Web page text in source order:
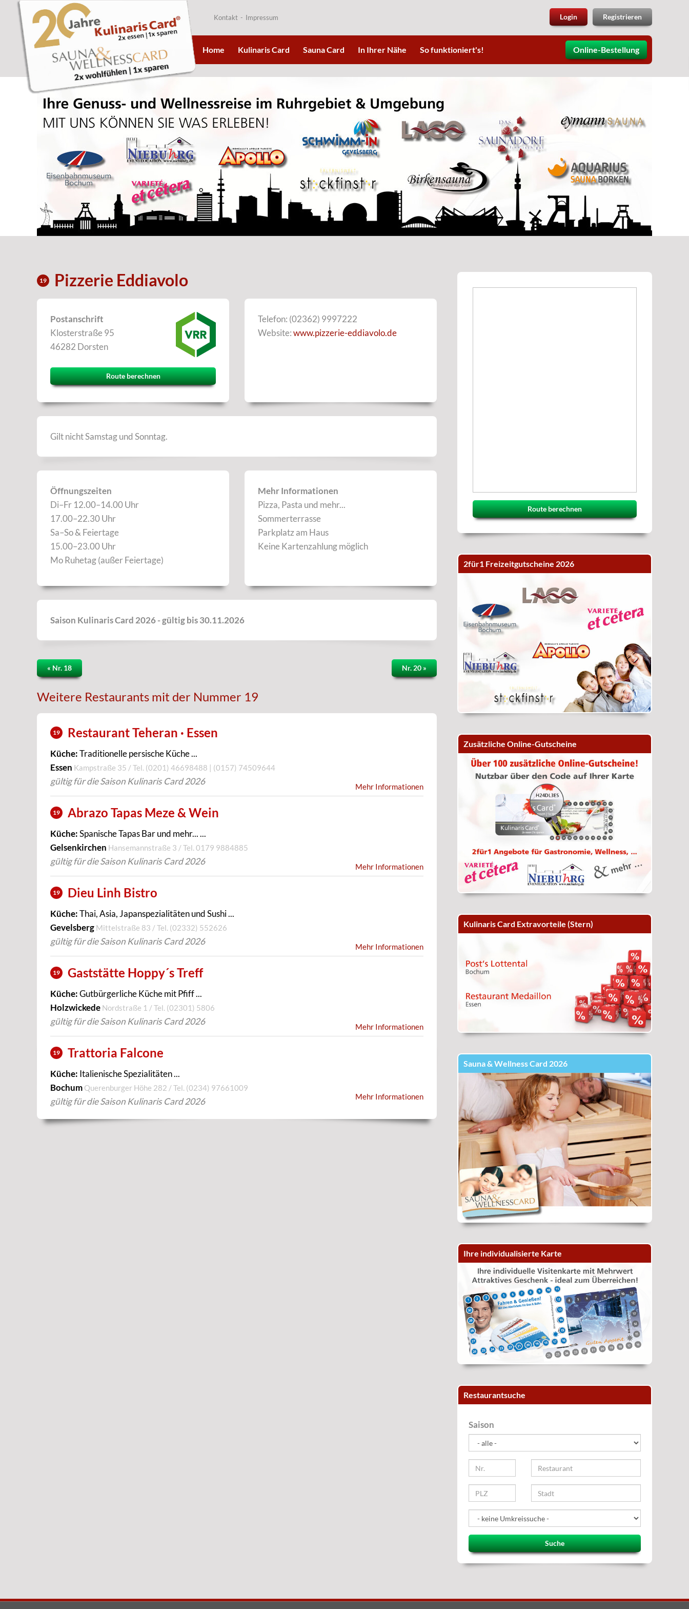
Login Registrieren
Kontakt Impressum
Online-Bestellung
Home Kulinaris Card Sauna Card In Ihrer Nähe So funktioniert's!
19 Pizzerie Eddiavolo
Postanschrift
Klosterstraße 95
46282 Dorsten
Route berechnen
Telefon: (02362) 9997222
Website:www.pizzerie-eddiavolo.de
Gilt nicht Samstag und Sonntag.
Öffnungszeiten
Di–Fr 12.00–14.00 Uhr
17.00–22.30 Uhr
Sa–So & Feiertage
15.00–23.00 Uhr
Mo Ruhetag (außer Feiertage)
Mehr Informationen
Pizza, Pasta und mehr...
Sommerterrasse
Parkplatz am Haus
Keine Kartenzahlung möglich
Saison Kulinaris Card 2026 - gültig bis 30.11.2026
« Nr. 18 Nr. 20 »
Weitere Restaurants mit der Nummer 19
19 Restaurant Teheran · Essen
Küche:Traditionelle persische Küche ...
Essen Kampstraße 35 / Tel. (0201) 46698488 | (0157) 74509644
gültig für die Saison Kulinaris Card 2026
Mehr Informationen
19 Abrazo Tapas Meze & Wein
Küche:Spanische Tapas Bar und mehr... ...
Gelsenkirchen Hansemannstraße 3 / Tel. 0179 9884885
gültig für die Saison Kulinaris Card 2026
Mehr Informationen
19 Dieu Linh Bistro
Küche:Thai, Asia, Japanspezialitäten und Sushi ...
Gevelsberg Mittelstraße 83 / Tel. (02332) 552626
gültig für die Saison Kulinaris Card 2026
Mehr Informationen
19 Gaststätte Hoppy´s Treff
Küche:Gutbürgerliche Küche mit Pfiff ...
Holzwickede Nordstraße 1 / Tel. (02301) 5806
gültig für die Saison Kulinaris Card 2026
Mehr Informationen
19 Trattoria Falcone
Küche: Italienische Spezialitäten ...
Bochum Querenburger Höhe 282 / Tel. (0234) 97661009
gültig für die Saison Kulinaris Card 2026 Mehr Informationen
Route berechnen
2für1 Freizeitgutscheine 2026
Zusätzliche Online-Gutscheine
Kulinaris Card Extravorteile (Stern)
Sauna & Wellness Card 2026
Ihre individualisierte Karte
Restaurantsuche
Saison
Suche